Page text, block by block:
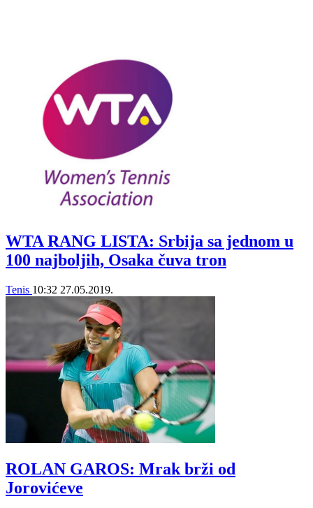
WTA RANG LISTA: Srbija sa jednom u
100 najboljih, Osaka čuva tron
Tenis 10:32 27.05.2019.
ROLAN GAROS: Mrak brži od
Jorovićeve